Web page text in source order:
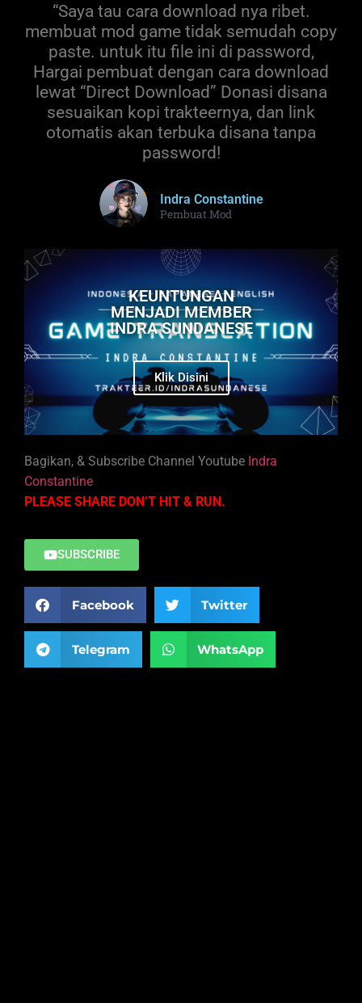
“Saya tau cara download nya ribet.
membuat mod game tidak semudah copy
paste. untuk itu file ini di password,
Hargai pembuat dengan cara download
lewat “Direct Download” Donasi disana
sesuaikan kopi trakteernya, dan link
otomatis akan terbuka disana tanpa
password!
Indra Constantine
Pembuat Mod
KEUNTUNGAN
MENJADI MEMBER
INDRA SUNDANESE
Klik Disini
Bagikan, & Subscribe Channel Youtube Indra
Constantine
PLEASE SHARE DON’T HIT & RUN.
SUBSCRIBE
Facebook Twitter
Telegram WhatsApp